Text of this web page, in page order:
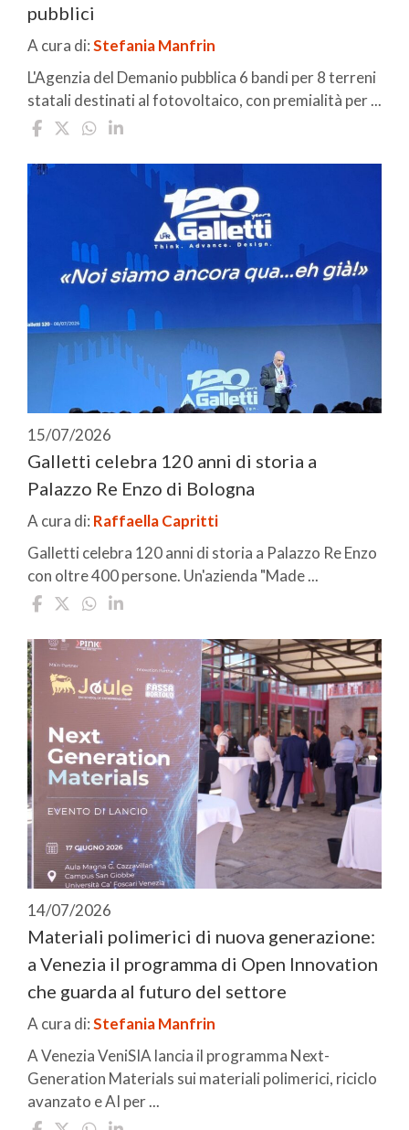
pubblici
A cura di:Stefania Manfrin
L'Agenzia del Demanio pubblica 6 bandi per 8 terreni
statali destinati al fotovoltaico, con premialità per ...
15/07/2026
Galletti celebra 120 anni di storia a
Palazzo Re Enzo di Bologna
A cura di: Raffaella Capritti
Galletti celebra 120 anni di storia a Palazzo Re Enzo
con oltre 400 persone. Un'azienda "Made ...
14/07/2026
Materiali polimerici di nuova generazione:
a Venezia il programma di Open Innovation
che guarda al futuro del settore
A cura di:Stefania Manfrin
A Venezia VeniSIA lancia il programma Next-
Generation Materials sui materiali polimerici, riciclo
avanzato e AI per ...